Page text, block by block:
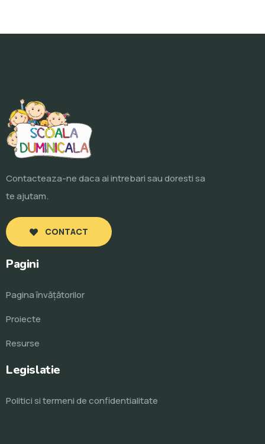
Contacteaza-ne daca ai intrebari sau doresti sa
te ajutam.
CONTACT
Pagini
Pagina învăţătorilor
Proiecte
Resurse
Legislatie
Politici si termeni de confidentialitate